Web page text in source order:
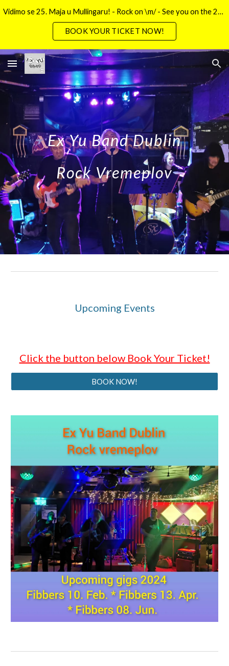
Skip to main content Skip to navigation
Vidimo se 25. Maja u Mullingaru! - Rock on \m/ - See you on the 25th May in Mullingar!
BOOK YOUR TICKET NOW!
Ex Yu Band Dublin
Rock Vremeplov
Upcoming Events
Click the button below Book Your Ticket!
BOOK NOW!